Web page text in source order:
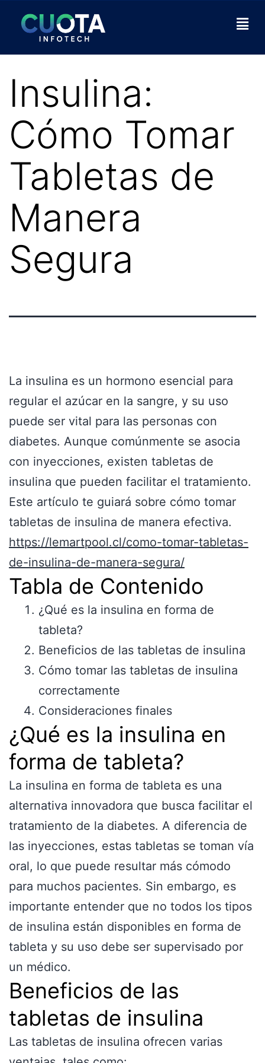
Insulina:
Cómo Tomar
Tabletas de
Manera
Segura
La insulina es un hormono esencial para
regular el azúcar en la sangre, y su uso
puede ser vital para las personas con
diabetes. Aunque comúnmente se asocia
con inyecciones, existen tabletas de
insulina que pueden facilitar el tratamiento.
Este artículo te guiará sobre cómo tomar
tabletas de insulina de manera efectiva.
https://lemartpool.cl/como-tomar-tabletas-
de-insulina-de-manera-segura/
Tabla de Contenido
¿Qué es la insulina en forma de
tableta?
Beneficios de las tabletas de insulina
Cómo tomar las tabletas de insulina
correctamente
Consideraciones finales
¿Qué es la insulina en
forma de tableta?
La insulina en forma de tableta es una
alternativa innovadora que busca facilitar el
tratamiento de la diabetes. A diferencia de
las inyecciones, estas tabletas se toman vía
oral, lo que puede resultar más cómodo
para muchos pacientes. Sin embargo, es
importante entender que no todos los tipos
de insulina están disponibles en forma de
tableta y su uso debe ser supervisado por
un médico.
Beneficios de las
tabletas de insulina
Las tabletas de insulina ofrecen varias